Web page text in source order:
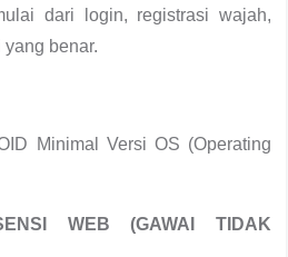
dari login, registrasi wajah,
benar.
Minimal Versi OS (Operating
WEB (GAWAI TIDAK